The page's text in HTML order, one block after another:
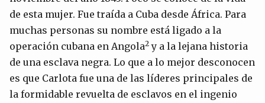
de esta mujer. Fue traída a Cuba desde África. Para
muchas personas su nombre está ligado a la
operación cubana en Angola2 y a la lejana historia
de una esclava negra. Lo que a lo mejor desconocen
es que Carlota fue una de las líderes principales de
la formidable revuelta de esclavos en el ingenio